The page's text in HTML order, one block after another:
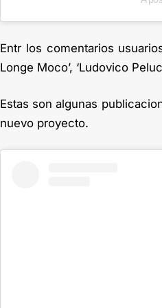
Entr los comentarios
Longe Moco’, ‘Ludovico
Estas son algunas
nuevo proyecto.